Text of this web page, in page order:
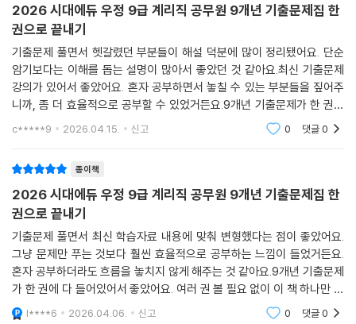
2026 시대에듀 우정 9급 계리직 공무원 9개년 기출문제집 한
권으로 끝내기
기출문제 풀면서 헷갈렸던 부분들이 해설 덕분에 많이 정리됐어요. 단순
암기보다는 이해를 돕는 설명이 많아서 좋았던 것 같아요.최신 기출문제
강의가 있어서 좋았어요. 혼자 공부하면서 놓칠 수 있는 부분들을 짚어주
니까, 좀 더 효율적으로 공부할 수 있었거든요.9개년 기출문제가 한 권에
다 들어있어서 좋았어요. 여러 권 볼 필요 없이 이 책 하나로 충분히 대비할
c*****9 2026.04.15. 신고 0 댓글0
종이책
2026 시대에듀 우정 9급 계리직 공무원 9개년 기출문제집 한
권으로 끝내기
기출문제 풀면서 최신 학습자료 내용에 맞춰 변형했다는 점이 좋았어요.
그냥 문제만 푸는 것보다 훨씬 효율적으로 공부하는 느낌이 들었거든요.
혼자 공부하더라도 흐름을 놓치지 않게 해주는 것 같아요.9개년 기출문제
가 한 권에 다 들어있어서 좋았어요. 여러 권 볼 필요 없이 이 책 하나만 파
도 충분하겠다는 생각이 들더라고요. 해설도 꼼꼼해서 오답노트 만들 때
l****6 2026.04.06. 신고 0 댓글0